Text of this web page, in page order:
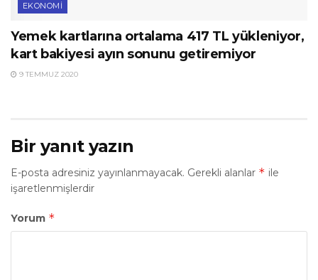
EKONOMI
Yemek kartlarına ortalama 417 TL yükleniyor,
kart bakiyesi ayın sonunu getiremiyor
9 TEMMUZ 2020
Bir yanıt yazın
E-posta adresiniz yayınlanmayacak. Gerekli alanlar * ile
işaretlenmişlerdir
Yorum *